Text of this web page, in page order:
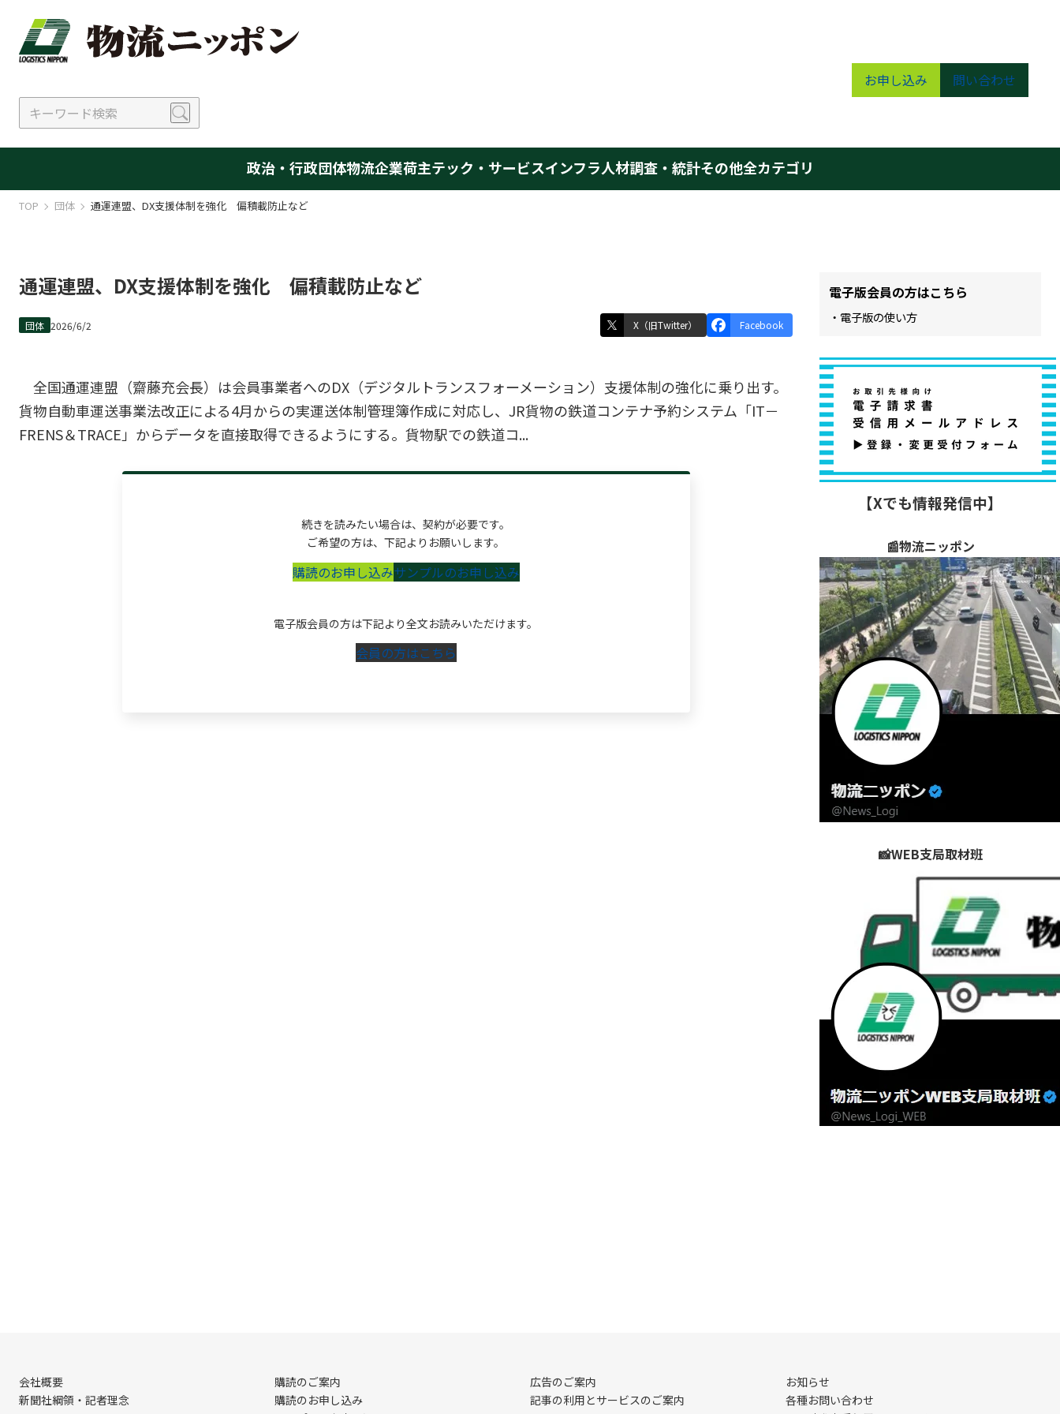
お申し込み 問い合わせ
政治・行政団体物流企業荷主テック・サービスインフラ人材調査・統計その他全カテゴリ
TOP 団体 通運連盟、DX支援体制を強化 偏積載防止など
通運連盟、DX支援体制を強化 偏積載防止など
団体 2026/6/2 X（旧Twitter） Facebook
全国通運連盟（齋藤充会長）は会員事業者へのDX（デジタルトランスフォーメーション）支援体制の強化に乗り出す。
貨物自動車運送事業法改正による4月からの実運送体制管理簿作成に対応し、JR貨物の鉄道コンテナ予約システム「IT－
FRENS＆TRACE」からデータを直接取得できるようにする。貨物駅での鉄道コ...
続きを読みたい場合は、契約が必要です。
ご希望の方は、下記よりお願いします。
購読のお申し込みサンプルのお申し込み
電子版会員の方は下記より全文お読みいただけます。
会員の方はこちら
電子版会員の方はこちら
・電子版の使い方
【Xでも情報発信中】
📰物流ニッポン
📸WEB支局取材班
会社概要
新聞社綱領・記者理念
購読のご案内
購読のお申し込み
広告のご案内
記事の利用とサービスのご案内
お知らせ
各種お問い合わせ